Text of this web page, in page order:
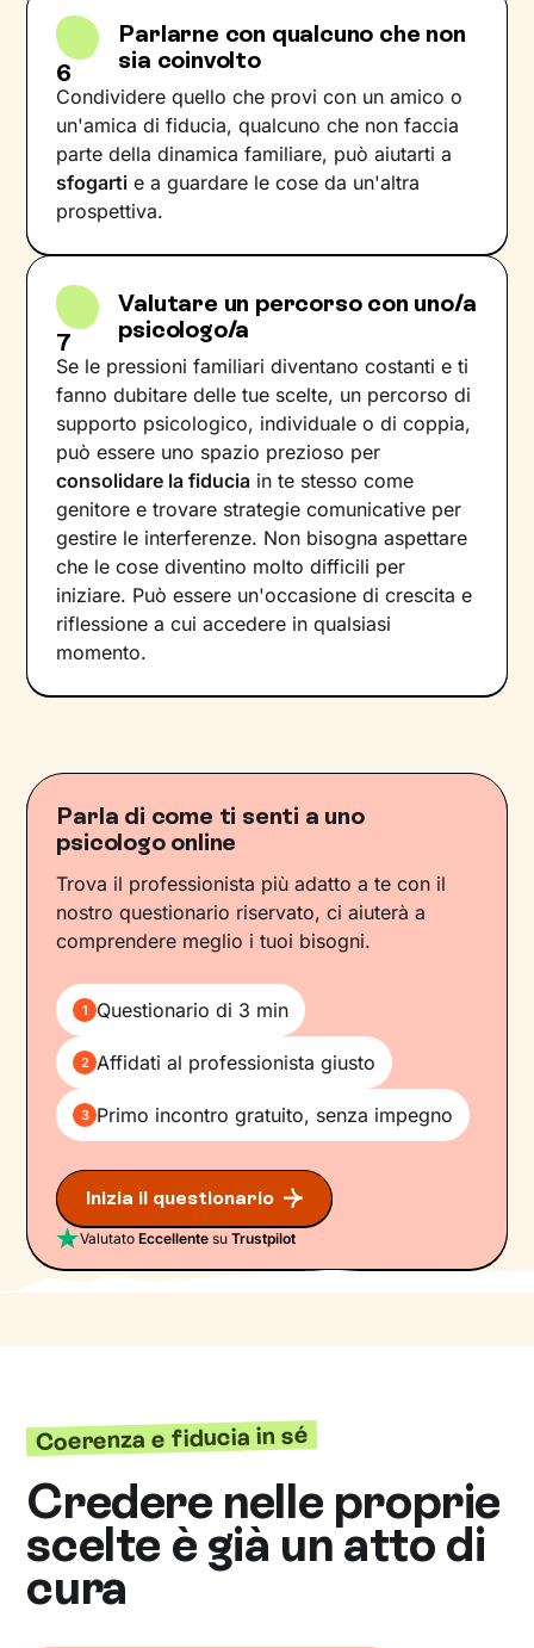
6
Parlarne con qualcuno che non
sia coinvolto
Condividere quello che provi con un amico o
un'amica di fiducia, qualcuno che non faccia
parte della dinamica familiare, può aiutarti a
sfogarti e a guardare le cose da un'altra
prospettiva.
7
Valutare un percorso con uno/a
psicologo/a
Se le pressioni familiari diventano costanti e ti
fanno dubitare delle tue scelte, un percorso di
supporto psicologico, individuale o di coppia,
può essere uno spazio prezioso per
consolidare la fiducia in te stesso come
genitore e trovare strategie comunicative per
gestire le interferenze. Non bisogna aspettare
che le cose diventino molto difficili per
iniziare. Può essere un'occasione di crescita e
riflessione a cui accedere in qualsiasi
momento.
Parla di come ti senti a uno
psicologo online
Trova il professionista più adatto a te con il
nostro questionario riservato, ci aiuterà a
comprendere meglio i tuoi bisogni.
1 Questionario di 3 min
2 Affidati al professionista giusto
3 Primo incontro gratuito, senza impegno
Inizia il questionario
ValutatoEccellente suTrustpilot
Coerenza e fiducia in sé
Credere nelle proprie
scelte è già un atto di
cura